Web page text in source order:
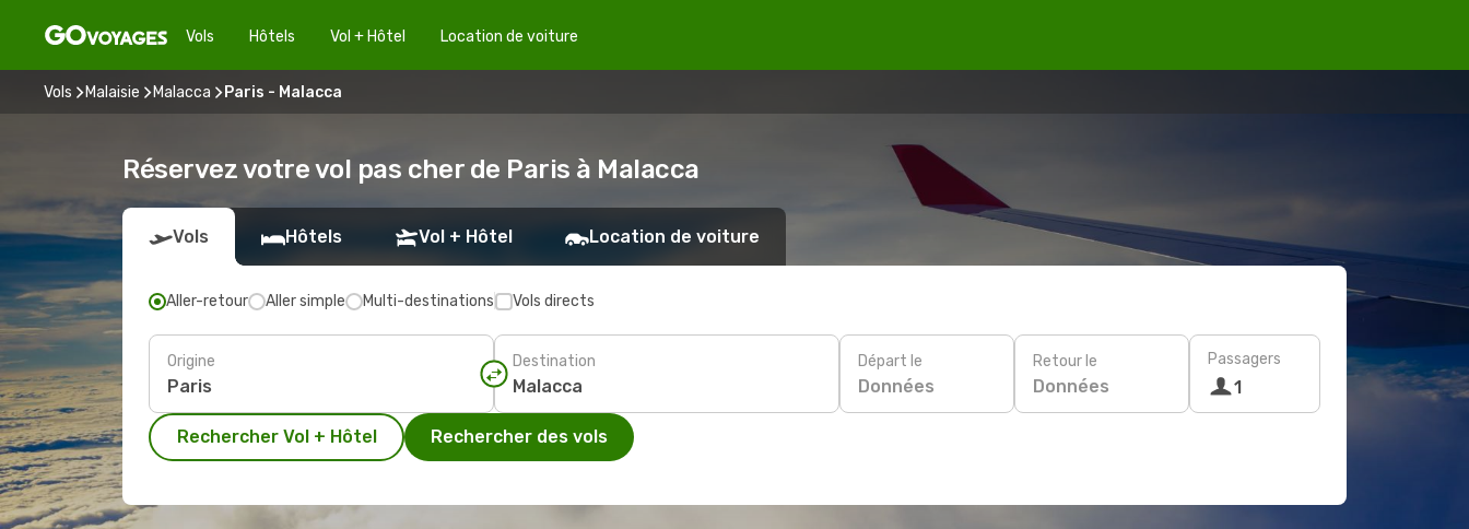
Vols Hôtels Vol + Hôtel Location de voiture
Vols Malaisie Malacca Paris - Malacca
Réservez votre vol pas cher de Paris à Malacca
Vols Hôtels Vol + Hôtel Location de voiture
Aller-retour Aller simple Multi-destinations Vols directs
Origine Destination Départ le
Données
Retour le
Données
Passagers
1
Rechercher Vol + Hôtel Rechercher des vols